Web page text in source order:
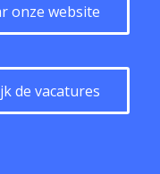
onze website
de vacatures